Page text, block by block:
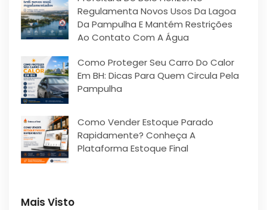
Regulamenta Novos Usos Da Lagoa
Da Pampulha E Mantém Restrições
Ao Contato Com A Água
Como Proteger Seu Carro Do Calor
Em BH: Dicas Para Quem Circula Pela
Pampulha
Como Vender Estoque Parado
Rapidamente? Conheça A
Plataforma Estoque Final
Mais Visto